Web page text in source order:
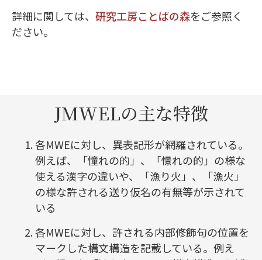
詳細に関しては、 研究工房ことばの森をご参照く
ださい。
JMWELの主な特徴
各MWEに対し、異表記形が網羅されている。
例えば、「憧れの的」、「憬れの的」の様な
使える漢字の違いや、「漁り火」、「漁火」
の様な許される送り仮名の有無等が示されて
いる
各MWEに対し、許される内部修飾句の位置を
マークした構文構造を記載している。例え